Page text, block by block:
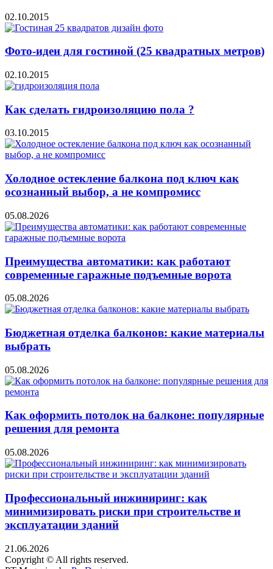
02.10.2015
Фото-идеи для гостиной (25 квадратных метров)
02.10.2015
Как сделать гидроизоляцию пола ?
03.10.2015
Холодное остекление балкона под ключ как
осознанный выбор, а не компромисс
05.08.2026
Преимущества автоматики: как работают
современные гаражные подъемные ворота
05.08.2026
Бюджетная отделка балконов: какие материалы
выбрать
05.08.2026
Как оформить потолок на балконе: популярные
решения для ремонта
05.08.2026
Профессиональный инжиниринг: как
минимизировать риски при строительстве и
эксплуатации зданий
21.06.2026
Copyright © All rights reserved.